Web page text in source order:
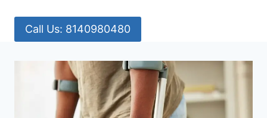
Call Us: 8140980480